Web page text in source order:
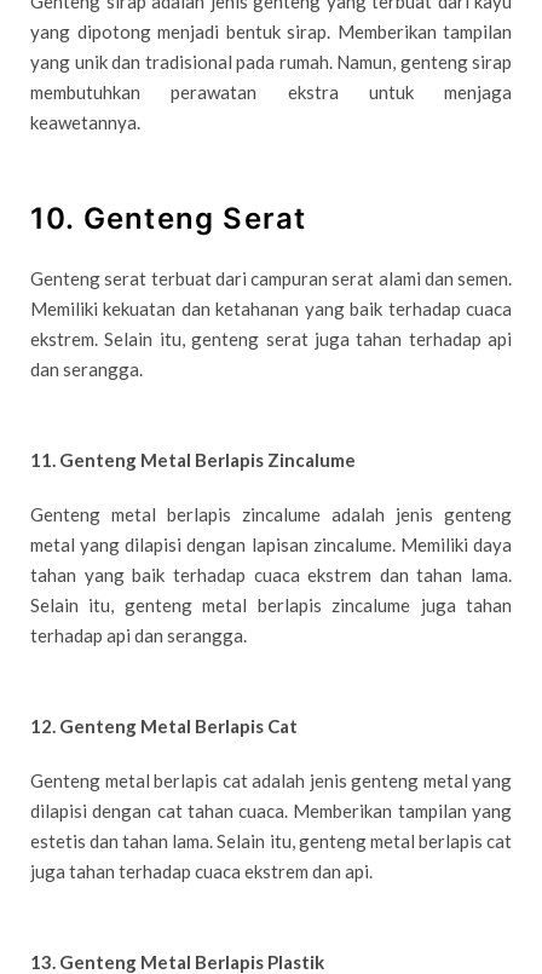
yang dipotong menjadi bentuk sirap. Memberikan tampilan
yang unik dan tradisional pada rumah. Namun, genteng sirap
membutuhkan perawatan ekstra untuk menjaga
keawetannya.
10. Genteng Serat
Genteng serat terbuat dari campuran serat alami dan semen.
Memiliki kekuatan dan ketahanan yang baik terhadap cuaca
ekstrem. Selain itu, genteng serat juga tahan terhadap api
dan serangga.
11. Genteng Metal Berlapis Zincalume
Genteng metal berlapis zincalume adalah jenis genteng
metal yang dilapisi dengan lapisan zincalume. Memiliki daya
tahan yang baik terhadap cuaca ekstrem dan tahan lama.
Selain itu, genteng metal berlapis zincalume juga tahan
terhadap api dan serangga.
12. Genteng Metal Berlapis Cat
Genteng metal berlapis cat adalah jenis genteng metal yang
dilapisi dengan cat tahan cuaca. Memberikan tampilan yang
estetis dan tahan lama. Selain itu, genteng metal berlapis cat
juga tahan terhadap cuaca ekstrem dan api.
13. Genteng Metal Berlapis Plastik